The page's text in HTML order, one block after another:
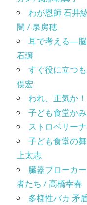
わが恩師 石井
闇 / 泉房穂
耳で考える―
石譲
すぐ役に立つ
俣宏
われ、正気か
子ども食堂か
ストロベリー
子ども食堂の
上太志
臓器ブローカ
者たち / 高橋幸春
多様性バカ 矛